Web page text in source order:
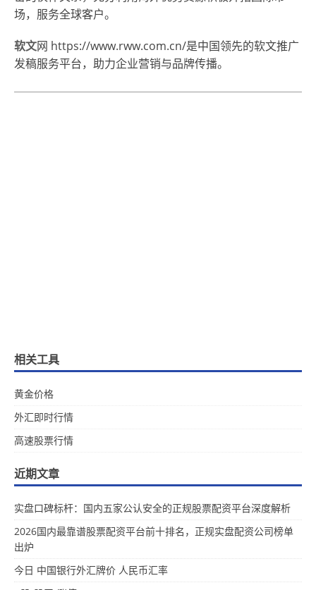
场，服务全球客户。
软文网 https://www.rww.com.cn/是中国领先的软文推广
发稿服务平台，助力企业营销与品牌传播。
相关工具
黄金价格
外汇即时行情
高速股票行情
近期文章
实盘口碑标杆：国内五家公认安全的正规股票配资平台深度解析
2026国内最靠谱股票配资平台前十排名，正规实盘配资公司榜单
出炉
今日 中国银行外汇牌价 人民币汇率